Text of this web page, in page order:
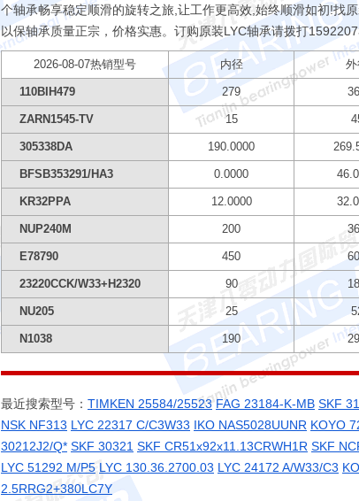
个轴承畅享稳定顺滑的旋转之旅,让工作更高效,始终顺滑如初!找
以保轴承质量正宗，价格实惠。订购原装LYC轴承请拨打
2026-08-07热销型号 内径
110BIH479 279
ZARN1545-TV 15
305338DA 190.0000
BFSB353291/HA3 0.0000
KR32PPA 12.0000
NUP240M 200
E78790 450
23220CCK/W33+H2320 90
NU205 25
N1038 190
最近搜索型号： TIMKEN 25584/25523 FAG 23184-K-MB SKF
NSK NF313 LYC 22317 C/C3W33 IKO NAS5028UUNR KOYO
30212J2/Q* SKF 30321 SKF CR51x92x11.13CRWH1R SKF
LYC 51292 M/P5 LYC 130.36.2700.03 LYC 24172 A/W33/C3
2.5RRG2+380LC7Y